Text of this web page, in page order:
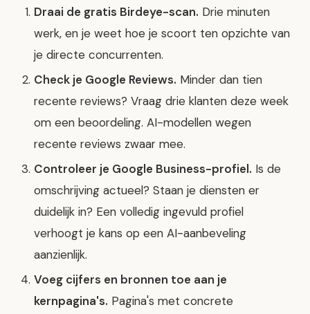
Draai de gratis Birdeye-scan. Drie minuten
werk, en je weet hoe je scoort ten opzichte van
je directe concurrenten.
Check je Google Reviews. Minder dan tien
recente reviews? Vraag drie klanten deze week
om een beoordeling. AI-modellen wegen
recente reviews zwaar mee.
Controleer je Google Business-profiel. Is de
omschrijving actueel? Staan je diensten er
duidelijk in? Een volledig ingevuld profiel
verhoogt je kans op een AI-aanbeveling
aanzienlijk.
Voeg cijfers en bronnen toe aan je
kernpagina's. Pagina's met concrete